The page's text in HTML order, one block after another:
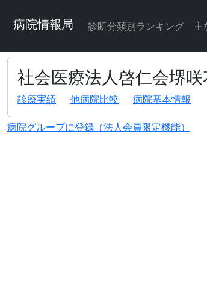
病院情報局 診断分類別ランキング 主
社会医療法人啓仁会堺
診療実績 他病院比較 病院基本情報
病院グループに登録（法人会員限定機能）